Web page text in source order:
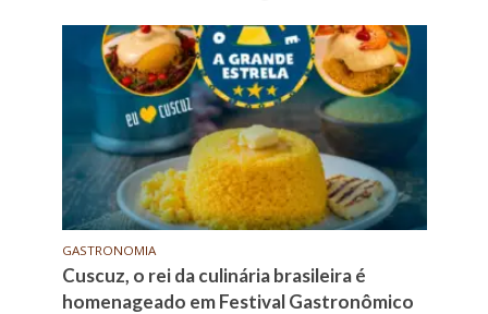
GASTRONOMIA
Cuscuz, o rei da culinária brasileira é
homenageado em Festival Gastronômico